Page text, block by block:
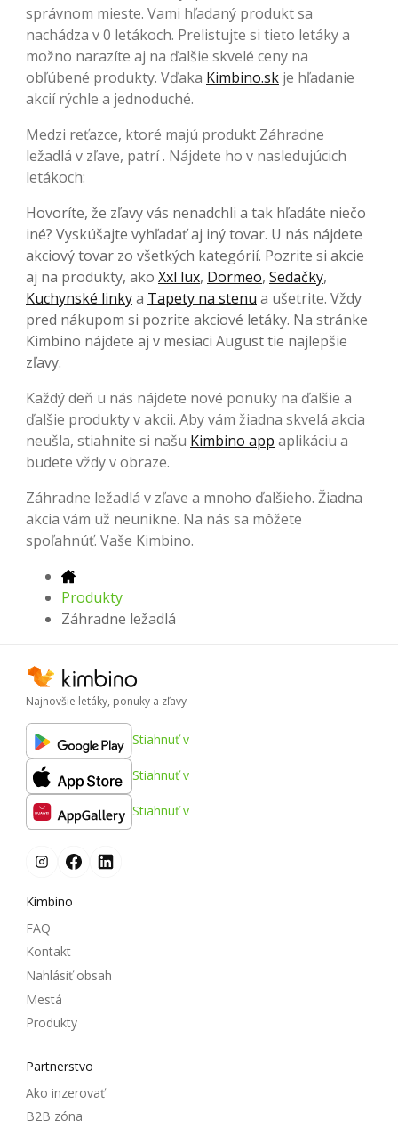
správnom mieste. Vami hľadaný produkt sa
nachádza v 0 letákoch. Prelistujte si tieto letáky a
možno narazíte aj na ďalšie skvelé ceny na
obľúbené produkty. Vďaka Kimbino.sk je hľadanie
akcií rýchle a jednoduché.
Medzi reťazce, ktoré majú produkt Záhradne
ležadlá v zľave, patrí . Nájdete ho v nasledujúcich
letákoch:
Hovoríte, že zľavy vás nenadchli a tak hľadáte niečo
iné? Vyskúšajte vyhľadať aj iný tovar. U nás nájdete
akciový tovar zo všetkých kategórií. Pozrite si akcie
aj na produkty, ako Xxl lux, Dormeo, Sedačky,
Kuchynské linkya Tapety na stenu a ušetrite. Vždy
pred nákupom si pozrite akciové letáky. Na stránke
Kimbino nájdete aj v mesiaci August tie najlepšie
zľavy.
Každý deň u nás nájdete nové ponuky na ďalšie a
ďalšie produkty v akcii. Aby vám žiadna skvelá akcia
neušla, stiahnite si našu Kimbino app aplikáciu a
budete vždy v obraze.
Záhradne ležadlá v zľave a mnoho ďalšieho. Žiadna
akcia vám už neunikne. Na nás sa môžete
spoľahnúť. Vaše Kimbino.
Produkty
Záhradne ležadlá
Najnovšie letáky, ponuky a zľavy
Stiahnuť v
Stiahnuť v
Stiahnuť v
Kimbino
FAQ
Kontakt
Nahlásiť obsah
Mestá
Produkty
Partnerstvo
Ako inzerovať
B2B zóna